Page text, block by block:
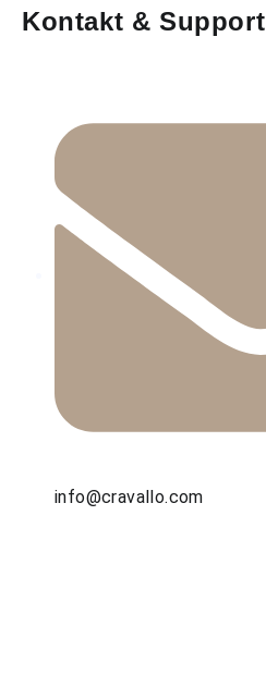
Kontakt & Support
info@cravallo.com